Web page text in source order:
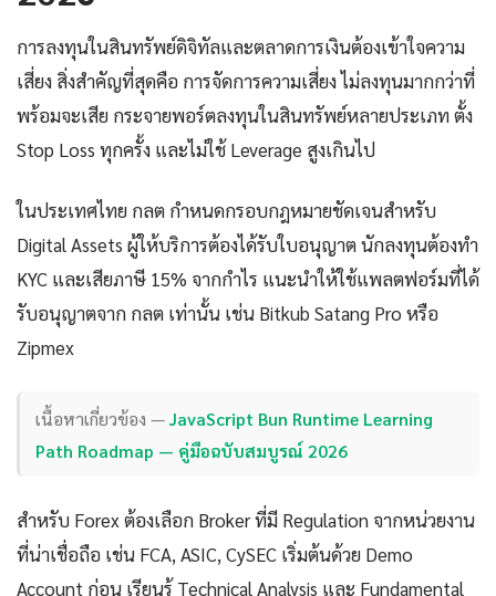
การลงทุนในสินทรัพย์ดิจิทัลและตลาดการเงินต้องเข้าใจความ
เสี่ยง สิ่งสำคัญที่สุดคือ การจัดการความเสี่ยง ไม่ลงทุนมากกว่าที่
พร้อมจะเสีย กระจายพอร์ตลงทุนในสินทรัพย์หลายประเภท ตั้ง
Stop Loss ทุกครั้ง และไม่ใช้ Leverage สูงเกินไป
ในประเทศไทย กลต กำหนดกรอบกฎหมายชัดเจนสำหรับ
Digital Assets ผู้ให้บริการต้องได้รับใบอนุญาต นักลงทุนต้องทำ
KYC และเสียภาษี 15% จากกำไร แนะนำให้ใช้แพลตฟอร์มที่ได้
รับอนุญาตจาก กลต เท่านั้น เช่น Bitkub Satang Pro หรือ
Zipmex
เนื้อหาเกี่ยวข้อง —JavaScript Bun Runtime Learning
Path Roadmap — คู่มือฉบับสมบูรณ์ 2026
สำหรับ Forex ต้องเลือก Broker ที่มี Regulation จากหน่วยงาน
ที่น่าเชื่อถือ เช่น FCA, ASIC, CySEC เริ่มต้นด้วย Demo
Account ก่อน เรียนรู้ Technical Analysis และ Fundamental